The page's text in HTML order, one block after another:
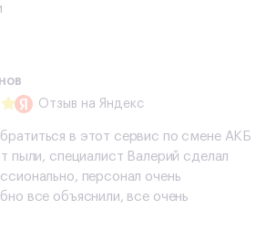
Отзыв на Яндекс
в этот сервис по смене АКБ
пыли, специалист Валерий сделал
персонал очень
все объяснили, все очень